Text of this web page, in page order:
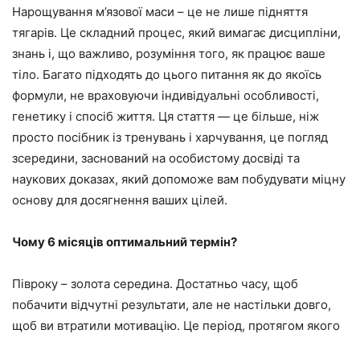
Нарощування м’язової маси – це не лише підняття
тягарів. Це складний процес, який вимагає дисципліни,
знань і, що важливо, розуміння того, як працює ваше
тіло. Багато підходять до цього питання як до якоїсь
формули, не враховуючи індивідуальні особливості,
генетику і спосіб життя. Ця стаття — це більше, ніж
просто посібник із тренувань і харчування, це погляд
зсередини, заснований на особистому досвіді та
наукових доказах, який допоможе вам побудувати міцну
основу для досягнення ваших цілей.
Чому 6 місяців оптимальний термін?
Півроку – золота середина. Достатньо часу, щоб
побачити відчутні результати, але не настільки довго,
щоб ви втратили мотивацію. Це період, протягом якого